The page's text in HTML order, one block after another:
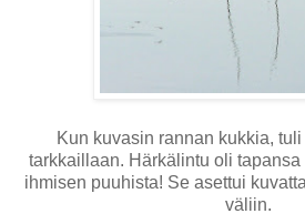
Kun kuvasin rannan kukkia,
tarkkaillaan. Härkälintu oli
ihmisen puuhista! Se asettui
väliin.